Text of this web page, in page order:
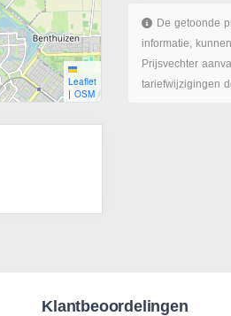
Leaflet
| OSM
De getoonde
informatie,
Prijsvechter
tariefwijzigingen
Klantbeoordelingen